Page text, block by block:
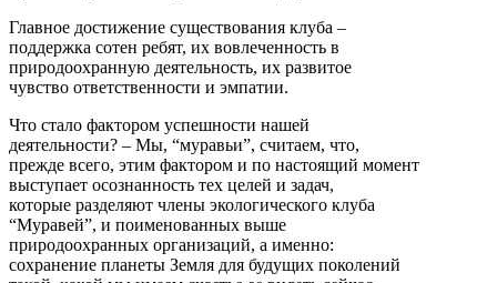
Главное достижение существования клуба –
поддержка сотен ребят, их вовлеченность в
природоохранную деятельность, их развитое
чувство ответственности и эмпатии.
Что стало фактором успешности нашей
деятельности? – Мы, “муравьи”, считаем, что,
прежде всего, этим фактором и по настоящий момент
выступает осознанность тех целей и задач,
которые разделяют члены экологического клуба
“Муравей”, и поименованных выше
природоохранных организаций, а именно:
сохранение планеты Земля для будущих поколений